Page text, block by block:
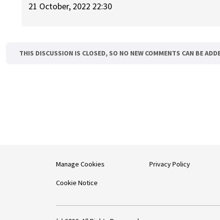
21 October, 2022 22:30
THIS DISCUSSION IS CLOSED, SO NO NEW COMMENTS CAN BE
Manage Cookies
Cookie Notice
Privacy Policy